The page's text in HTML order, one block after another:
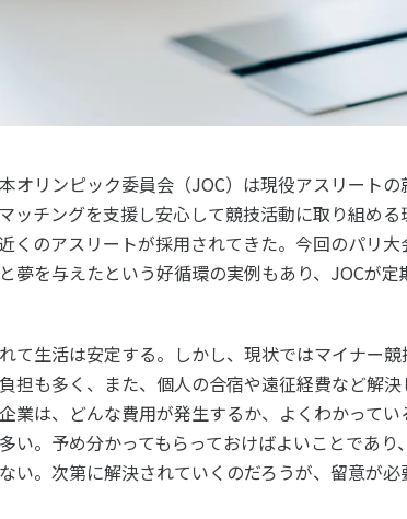
オリンピック委員会（JOC）は現役アスリート
ッチングを支援し安心して競技活動に取り組める
くのアスリートが採用されてきた。今回のパリ
を与えたという好循環の実例もあり、 JOCが定
て生活は安定する。しかし、現状ではマイナー
担も多く、また、個人の合宿や遠征経費など解
業は、どんな費用が発生するか、よくわかって
。予め分かってもらっておけばよいことであり、
。次第に解決されていくのだろうが、留意が必